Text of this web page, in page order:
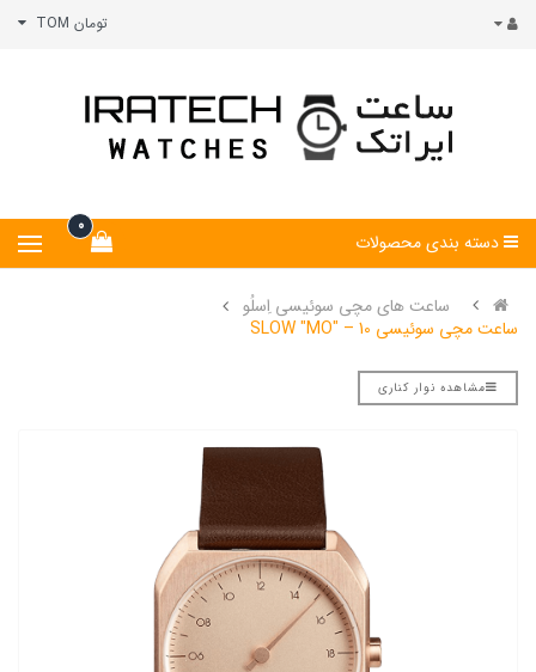
تومان TOM
0
دسته بندی محصولات
ساعت های مچی سوئیسی اِسلُو
ساعت مچی سوئیسی SLOW "MO" – 10
مشاهده نوار کناری